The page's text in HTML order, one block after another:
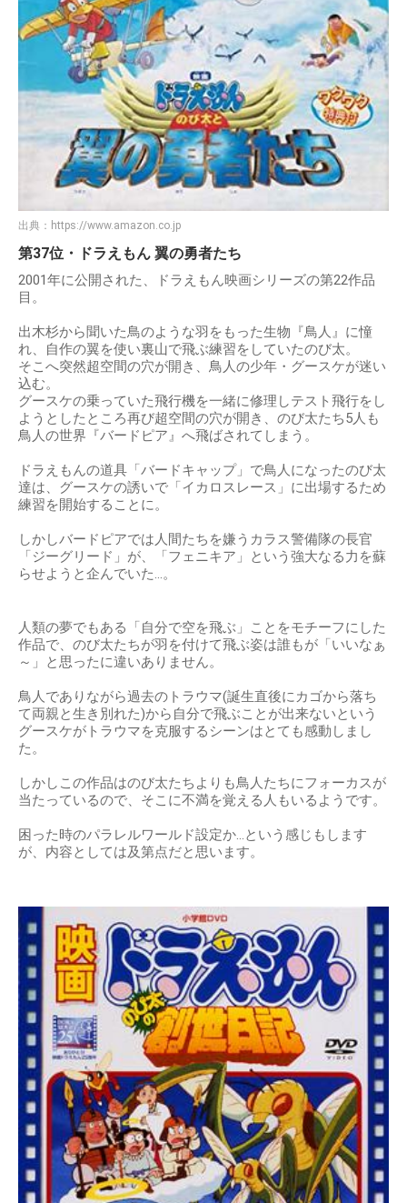
出典： https://www.amazon.co.jp
第37位・ドラえもん 翼の勇者たち
2001年に公開された、ドラえもん映画シリーズの第22作品
目。
出木杉から聞いた鳥のような羽をもった生物『鳥人』に憧
れ、自作の翼を使い裏山で飛ぶ練習をしていたのび太。
そこへ突然超空間の穴が開き、鳥人の少年・グースケが迷い
込む。
グースケの乗っていた飛行機を一緒に修理しテスト飛行をし
ようとしたところ再び超空間の穴が開き、のび太たち5人も
鳥人の世界『バードピア』へ飛ばされてしまう。
ドラえもんの道具「バードキャップ」で鳥人になったのび太
達は、グースケの誘いで「イカロスレース」に出場するため
練習を開始することに。
しかしバードピアでは人間たちを嫌うカラス警備隊の長官
「ジーグリード」が、「フェニキア」という強大なる力を蘇
らせようと企んでいた…。
人類の夢でもある「自分で空を飛ぶ」ことをモチーフにした
作品で、のび太たちが羽を付けて飛ぶ姿は誰もが「いいなぁ
～」と思ったに違いありません。
鳥人でありながら過去のトラウマ(誕生直後にカゴから落ち
て両親と生き別れた)から自分で飛ぶことが出来ないという
グースケがトラウマを克服するシーンはとても感動しまし
た。
しかしこの作品はのび太たちよりも鳥人たちにフォーカスが
当たっているので、そこに不満を覚える人もいるようです。
困った時のパラレルワールド設定か…という感じもします
が、内容としては及第点だと思います。